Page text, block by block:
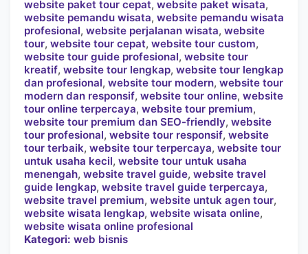
website paket tour cepat, website paket wisata,
website pemandu wisata, website pemandu wisata
profesional, website perjalanan wisata, website
tour, website tour cepat, website tour custom,
website tour guide profesional, website tour
kreatif, website tour lengkap, website tour lengkap
dan profesional, website tour modern, website tour
modern dan responsif, website tour online, website
tour online terpercaya, website tour premium,
website tour premium dan SEO-friendly, website
tour profesional, website tour responsif, website
tour terbaik, website tour terpercaya, website tour
untuk usaha kecil, website tour untuk usaha
menengah, website travel guide, website travel
guide lengkap, website travel guide terpercaya,
website travel premium, website untuk agen tour,
website wisata lengkap, website wisata online,
website wisata online profesional
Kategori: web bisnis